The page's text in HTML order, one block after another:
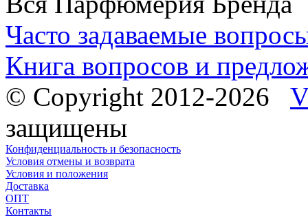
Часто задаваемые
Книга вопросов и
© Copyright 2012-2026
защищены
Конфиденциальность и безопасность
Условия отмены и возврата
Условия и положения
Доставка
ОПТ
Контакты